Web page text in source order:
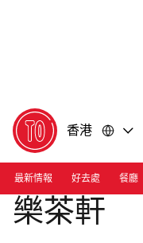
香港
最新情報 好去處 餐廳
樂茶軒